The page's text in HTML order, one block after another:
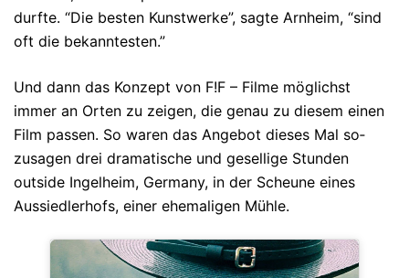
durfte. “Die besten Kunstwerke”, sagte Arnheim, “sind
oft die bekanntesten.”
Und dann das Konzept von F!F – Filme möglichst
immer an Orten zu zeigen, die genau zu diesem einen
Film passen. So waren das Angebot dieses Mal so­
zusa­gen drei dra­ma­tische und gesellige Stunden
outside Ingelheim, Germany, in der Scheune eines
Aussiedlerhofs, einer ehemaligen Mühle.